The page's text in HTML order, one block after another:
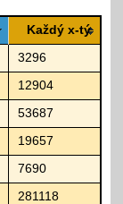
Každý x-tý
3296
12904
53687
19657
7690
281118